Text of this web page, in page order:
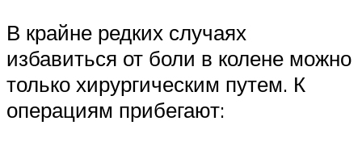
В крайне редких случаях
избавиться от боли в колене можно
только хирургическим путем. К
операциям прибегают: